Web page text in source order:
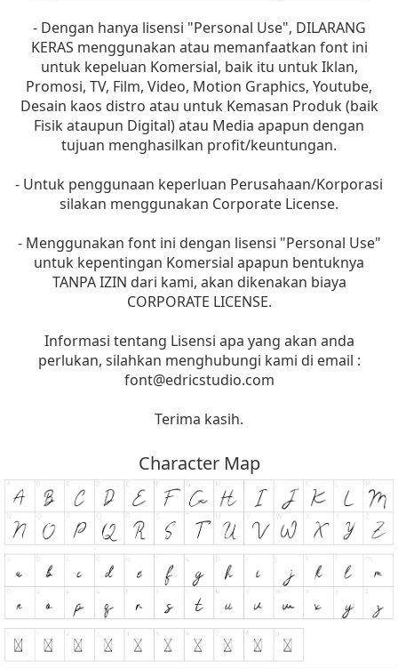
- Dengan hanya lisensi "Personal Use", DILARANG
KERAS menggunakan atau memanfaatkan font ini
untuk kepeluan Komersial, baik itu untuk Iklan,
Promosi, TV, Film, Video, Motion Graphics, Youtube,
Desain kaos distro atau untuk Kemasan Produk (baik
Fisik ataupun Digital) atau Media apapun dengan
tujuan menghasilkan profit/keuntungan.
- Untuk penggunaan keperluan Perusahaan/Korporasi
silakan menggunakan Corporate License.
- Menggunakan font ini dengan lisensi "Personal Use"
untuk kepentingan Komersial apapun bentuknya
TANPA IZIN dari kami, akan dikenakan biaya
CORPORATE LICENSE.
Informasi tentang Lisensi apa yang akan anda
perlukan, silahkan menghubungi kami di email :
font@edricstudio.com
Terima kasih.
Character Map